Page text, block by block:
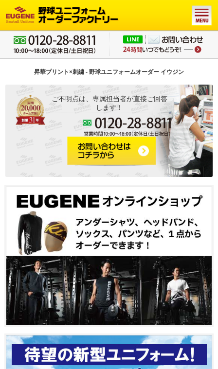
昇華プリント×刺繍 - 野球ユニフォームオーダー イウジン
ご不明点は、専属担当者が直接ご回答
します！